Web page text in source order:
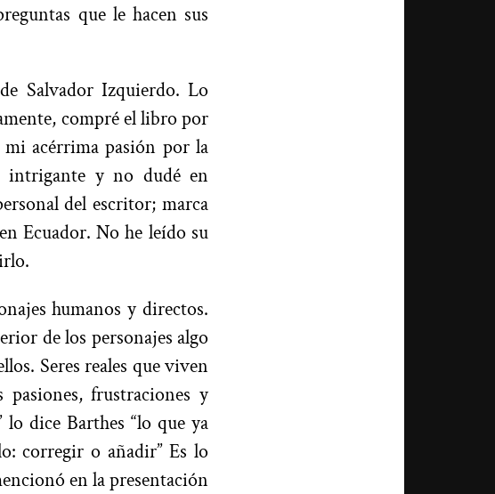
que le hacen sus
de Salvador Izquierdo. Lo
compré el libro por
acérrima pasión por la
y no dudé en
del escritor; marca
Ecuador. No he leído su
humanos y directos.
de los personajes algo
Seres reales que viven
frustraciones y
lo dice Barthes “lo que ya
corregir o añadir” Es lo
en la presentación